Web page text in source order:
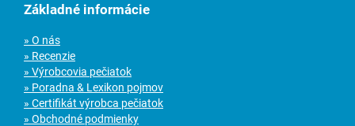
Základné informácie
» O nás
» Recenzie
» Výrobcovia pečiatok
» Poradna & Lexikon pojmov
» Certifikát výrobca pečiatok
» Obchodné podmienky